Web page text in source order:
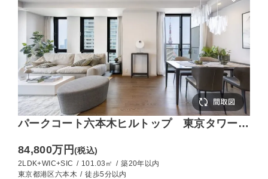
パークコート六本木ヒルトップ 東京タワーを
84,800万円(税込)
2LDK+WIC+SIC / 101.03㎡ / 築20年以内
東京都港区六本木 / 徒歩5分以内